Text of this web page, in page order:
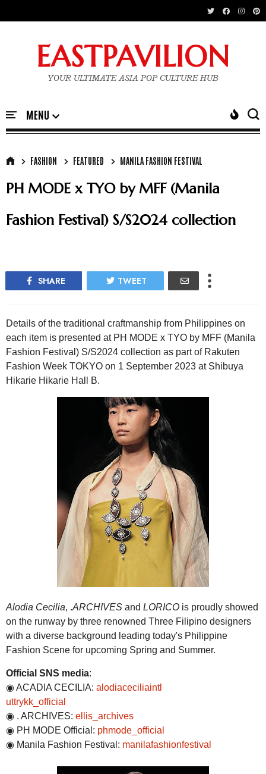
EASTPAVILION
YOUR ULTIMATE ASIA POP CULTURE HUB
FASHION FEATURED MANILA FASHION FESTIVAL
PH MODE x TYO by MFF (Manila
Fashion Festival) S/S2024 collection
SHARE TWEET
Details of the traditional craftmanship from Philippines on
each item is presented at PH MODE x TYO by MFF (Manila
Fashion Festival) S/S2024 collection as part of Rakuten
Fashion Week TOKYO on 1 September 2023 at Shibuya
Hikarie Hikarie Hall B.
Alodia Cecilia, .ARCHIVES and LORICO is proudly showed
on the runway by three renowned Three Filipino designers
with a diverse background leading today's Philippine
Fashion Scene for upcoming Spring and Summer.
Official SNS media:
◉ ACADIA CECILIA: alodiaceciliaintl
uttrykk_official
◉ . ARCHIVES: ellis_archives
◉ PH MODE Official: phmode_official
◉ Manila Fashion Festival: manilafashionfestival